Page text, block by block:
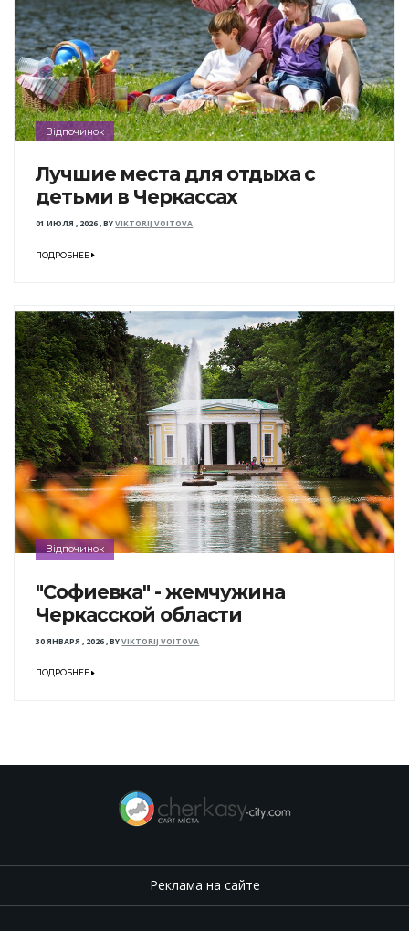
Відпочинок
Лучшие места для отдыха с
детьми в Черкассах
01 ИЮЛЯ , 2026,BYVIKTORIJ VOITOVA
ПОДРОБНЕЕ
Відпочинок
"Софиевка" - жемчужина
Черкасской области
30 ЯНВАРЯ , 2026,BYVIKTORIJ VOITOVA
ПОДРОБНЕЕ
Реклама на сайте